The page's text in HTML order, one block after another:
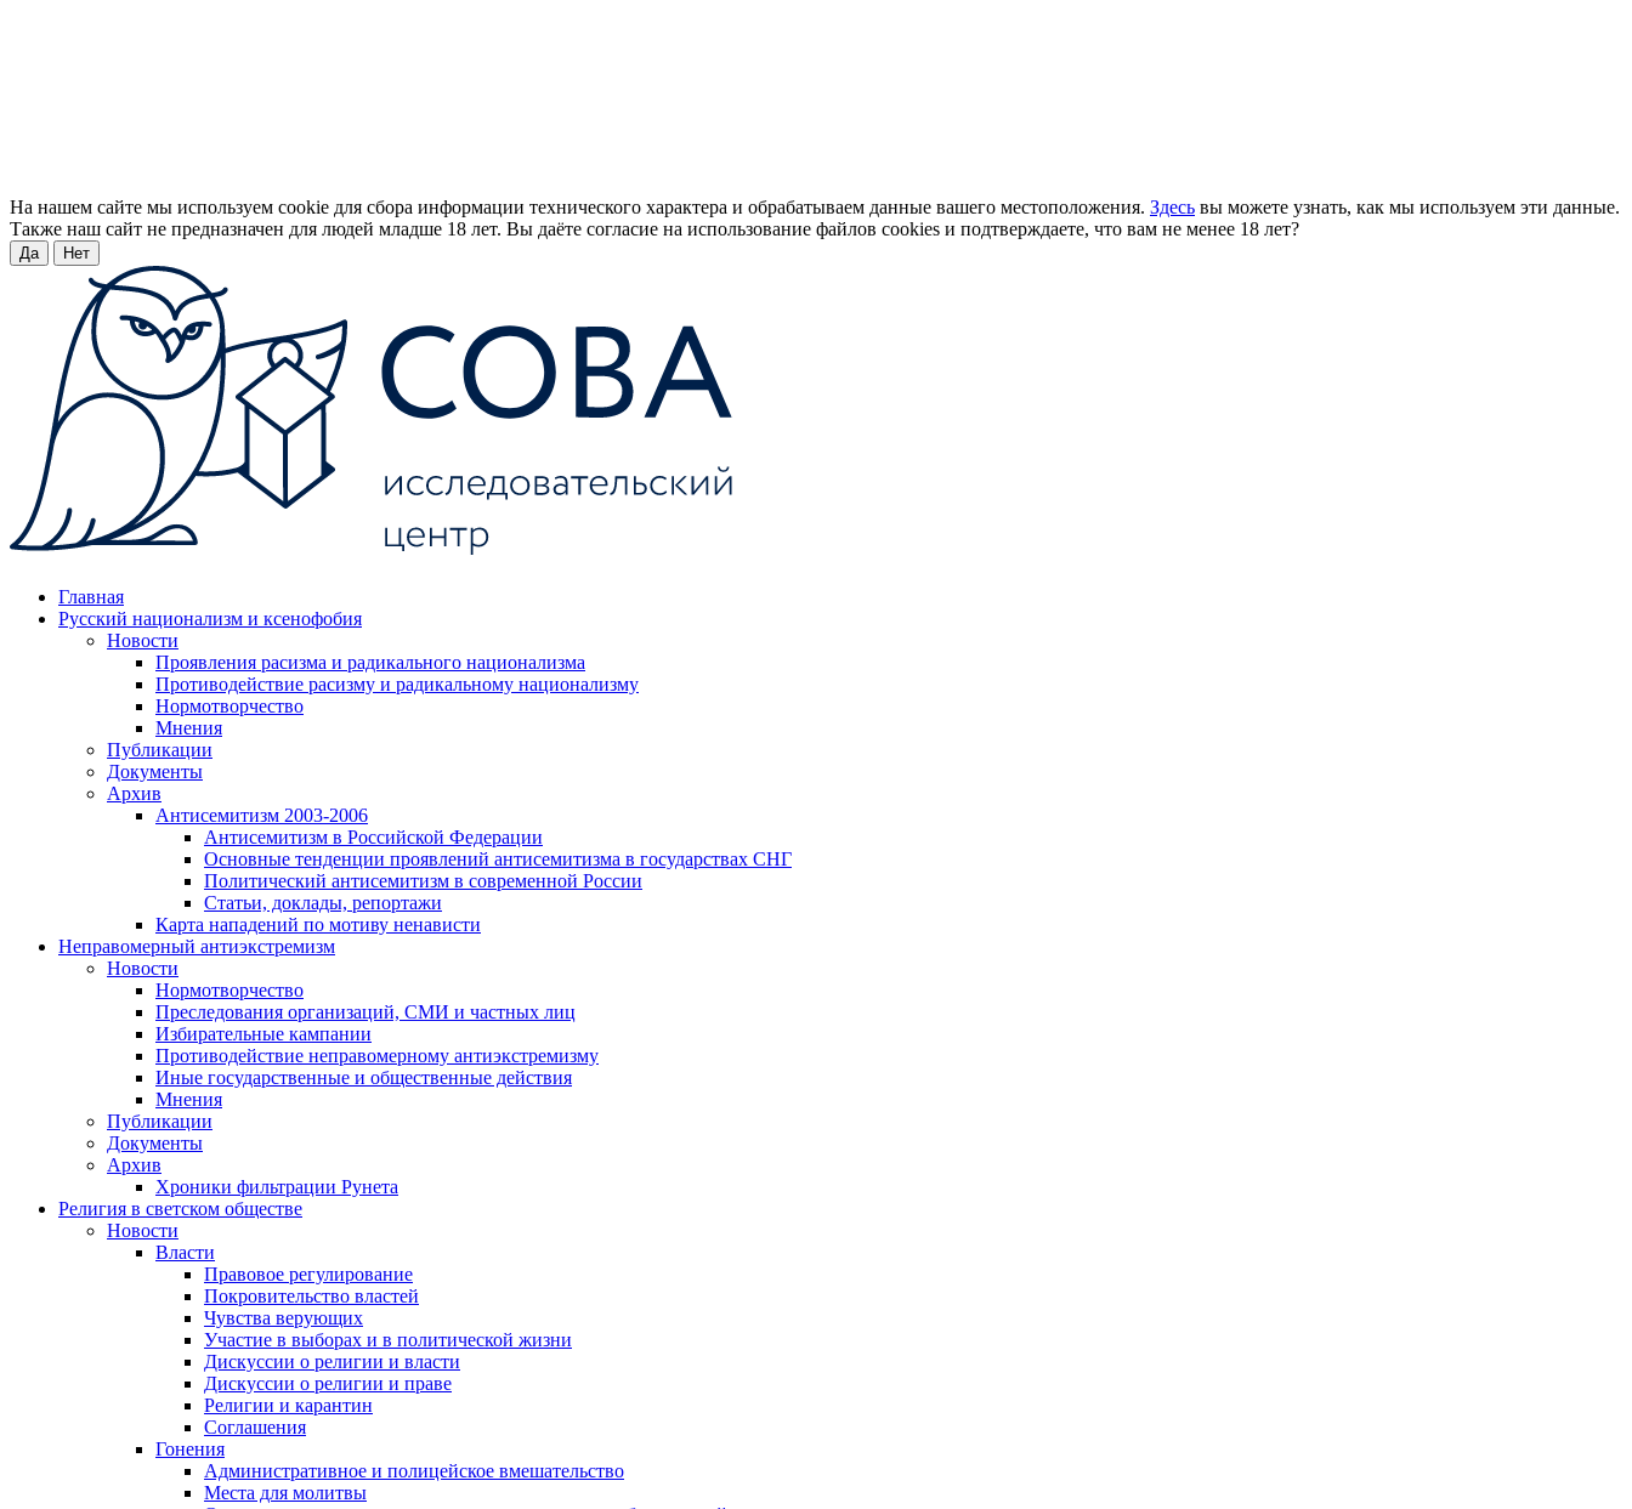
На нашем сайте мы используем cookie для сбора информации технического характера и обрабатываем данные вашего местоположения. Здесь вы можете узнать, как мы используем эти данные.
Также наш сайт не предназначен для людей младше 18 лет. Вы даёте согласие на использование файлов cookies и подтверждаете, что вам не менее 18 лет?
Да Нет
Главная
Русский национализм и ксенофобия
Новости
Проявления расизма и радикального национализма
Противодействие расизму и радикальному национализму
Нормотворчество
Мнения
Публикации
Документы
Архив
Антисемитизм 2003-2006
Антисемитизм в Российской Федерации
Основные тенденции проявлений антисемитизма в государствах СНГ
Политический антисемитизм в современной России
Статьи, доклады, репортажи
Карта нападений по мотиву ненависти
Неправомерный антиэкстремизм
Новости
Нормотворчество
Преследования организаций, СМИ и частных лиц
Избирательные кампании
Противодействие неправомерному антиэкстремизму
Иные государственные и общественные действия
Мнения
Публикации
Документы
Архив
Хроники фильтрации Рунета
Религия в светском обществе
Новости
Власти
Правовое регулирование
Покровительство властей
Чувства верующих
Участие в выборах и в политической жизни
Дискуссии о религии и власти
Дискуссии о религии и праве
Религии и карантин
Соглашения
Гонения
Административное и полицейское вмешательство
Места для молитвы